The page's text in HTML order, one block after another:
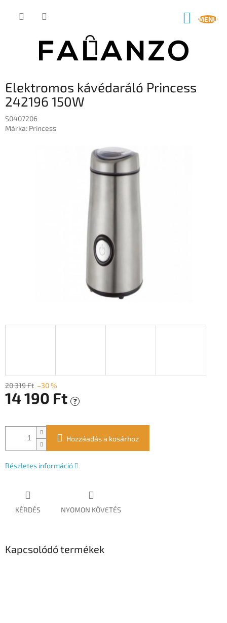
KOSÁR
Elektromos kávédaráló Princess
242196 150W
S0407206
Márka: Princess
20 319 Ft –30 %
14 190 Ft ?
Hozzáadás a kosárhoz
Részletes információ
KÉRDÉS NYOMON KÖVETÉS
Kapcsolódó termékek